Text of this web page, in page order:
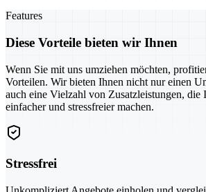
Features
Diese Vorteile bieten wir Ihnen
Wenn Sie mit uns umziehen möchten,
Vorteilen. Wir bieten Ihnen nicht nur einen
auch eine Vielzahl von Zusatzleistungen, die
einfacher und stressfreier machen.
Stressfrei